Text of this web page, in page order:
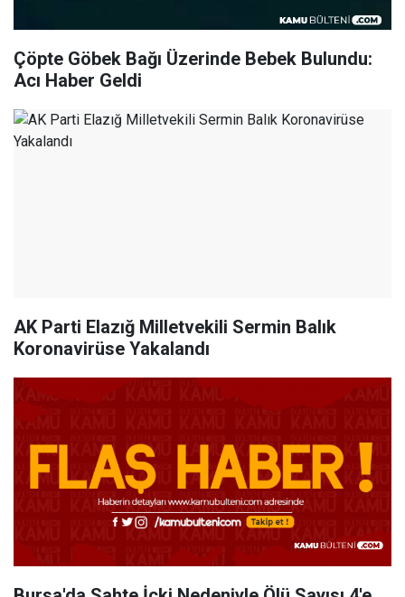
Çöpte Göbek Bağı Üzerinde Bebek Bulundu:
Acı Haber Geldi
AK Parti Elazığ Milletvekili Sermin Balık
Koronavirüse Yakalandı